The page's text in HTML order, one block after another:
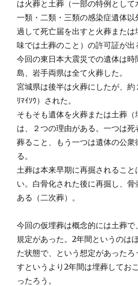
は火葬と土葬（一部の特例として
一類・二類・三類の感染症遺体
過して死亡届を出すと火葬また
味では土葬のこと）の許可証が出
今回の東日本大震災での遺体は
島、岩手両県は全て火葬した。
宮城県は後半は火葬にしたが、約
ﾘﾏｲｿｳ）された。
そもそも遺体を火葬または土葬
は、２つの理由がある。一つは死
葬ること、もう一つは遺体の公衆
る。
土葬は本来早期に再掘されること
い。白骨化された後に再掘し、骨
ある（二次葬）。
今回の仮埋葬は概念的には土葬
規定があった。2年間というのは
た状態で、という想定があったろ
すというより2年間は埋葬してお
ったろう。